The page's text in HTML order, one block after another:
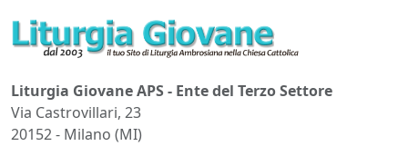
Liturgia Giovane APS - Ente del Terzo Settore
Via Castrovillari, 23
20152 - Milano (MI)